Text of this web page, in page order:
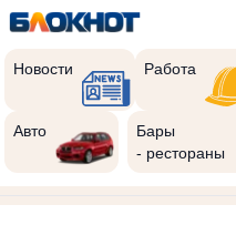
Новости Работа
Авто
Бары
- рестораны